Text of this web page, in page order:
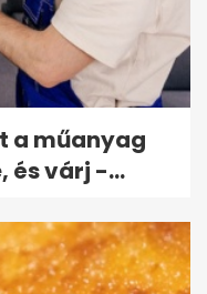
a műanyag
és várj -...